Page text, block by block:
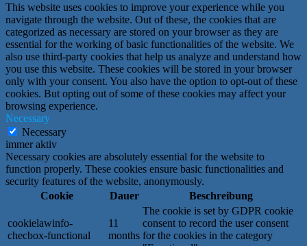
This website uses cookies to improve your experience while you
navigate through the website. Out of these, the cookies that are
categorized as necessary are stored on your browser as they are
essential for the working of basic functionalities of the website. We
also use third-party cookies that help us analyze and understand how
you use this website. These cookies will be stored in your browser
only with your consent. You also have the option to opt-out of these
cookies. But opting out of some of these cookies may affect your
browsing experience.
Necessary
Necessary
immer aktiv
Necessary cookies are absolutely essential for the website to
function properly. These cookies ensure basic functionalities and
security features of the website, anonymously.
Cookie
Dauer Beschreibung
cookielawinfo-
checbox-functional
11
months
The cookie is set by GDPR cookie
consent to record the user consent
for the cookies in the category